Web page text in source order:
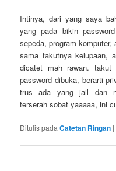
Intinya, dari yang saya
yang pada bikin
sepeda, program
sama takutnya kelupaan,
dicatet mah rawan. takut
password dibuka, berarti
trus ada yang jail dan
terserah sobat yaaaaa, ini
Ditulis pada Catetan Ringan |